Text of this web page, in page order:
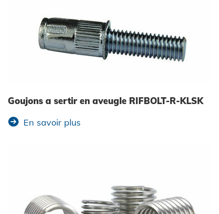
Goujons a sertir en aveugle RIFBOLT-R-KLSK
En savoir plus